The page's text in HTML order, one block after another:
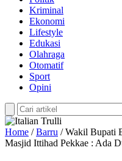
Kriminal
Ekonomi
Lifestyle
Edukasi
Olahraga
Otomatif
Sport
Opini
Home /Barru /Wakil Bupati
Masjid Ittihad Pekkae : Ada